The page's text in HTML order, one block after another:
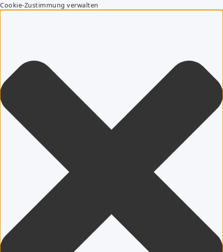
Cookie-Zustimmung verwalten